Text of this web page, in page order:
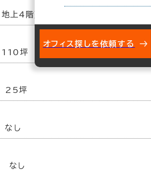
地上4階建
110坪
25坪
なし
なし
オフィス探しを依頼する